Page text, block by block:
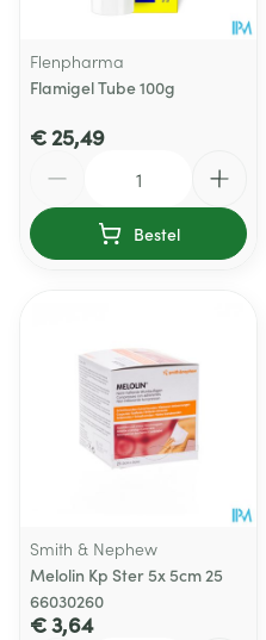
Flenpharma
Flamigel Tube 100g
€ 25,49
Bestel
Smith & Nephew
Melolin Kp Ster 5x 5cm 25
66030260
€ 3,64